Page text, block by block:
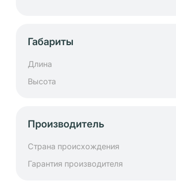
Габариты
Длина
Высота
Производитель
Страна происхождения
Гарантия производителя